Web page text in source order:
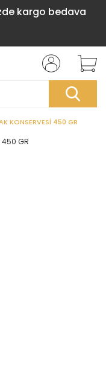
kargo bedava
KONSERVESİ 450 GR